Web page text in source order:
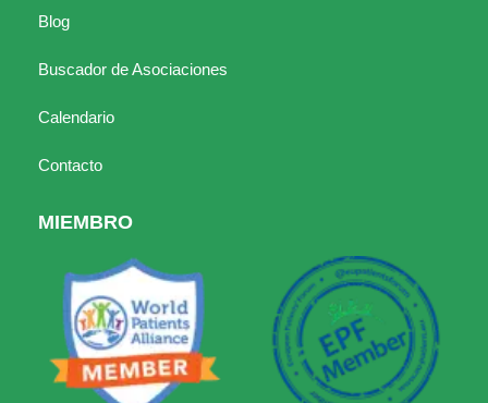
Blog
Buscador de Asociaciones
Calendario
Contacto
MIEMBRO